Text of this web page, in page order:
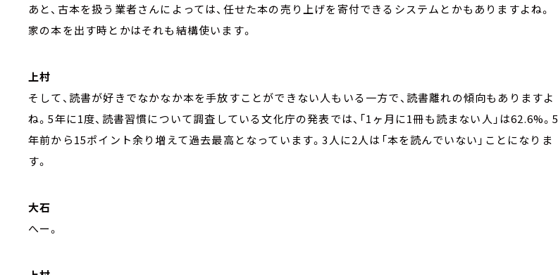
あと、古本を扱う業者さんによっては、任せた本の売り上げを寄付できるシステムとかもありますよね。
家の本を出す時とかはそれも結構使います。
上村
そして、読書が好きでなかなか本を手放すことができない人もいる一方で、読書離れの傾向もありますよ
ね。5年に1度、読書習慣について調査している文化庁の発表では、「1ヶ月に1冊も読まない人」は62.6%。5
年前から15ポイント余り増えて過去最高となっています。3人に2人は「本を読んでいない」ことになりま
す。
大石
へー。